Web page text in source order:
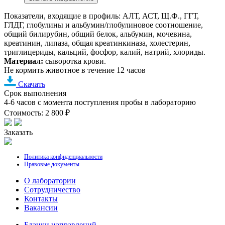
Показатели, входящие в профиль: АЛТ, АСТ, Щ.Ф., ГГТ,
ГЛДГ, глобулины и альбумин/глобулиновое соотношение,
общий билирубин, общий белок, альбумин, мочевина,
креатинин, липаза, общая креатинкиназа, холестерин,
триглицериды, кальций, фосфор, калий, натрий, хлориды.
Материал: сыворотка крови.
Не кормить животное в течение 12 часов
Скачать
Срок выполнения
4-6 часов с момента поступления пробы в лабораторию
Стоимость: 2 800 ₽
Заказать
Политика конфиденциальности
Правовые документы
О лаборатории
Cотрудничество
Контакты
Вакансии